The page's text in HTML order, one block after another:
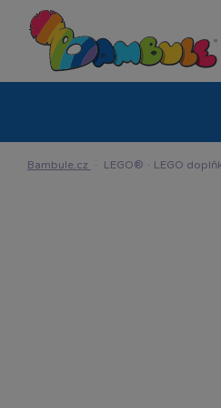
Bambule.cz · LEGO® · LEGO